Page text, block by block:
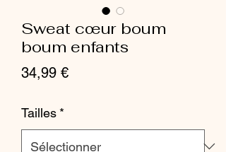
Sweat cœur boum
boum enfants
34,99 €Prix
Tailles *